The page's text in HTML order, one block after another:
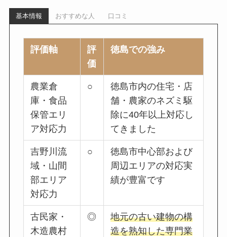
基本情報 おすすめな人 口コミ
評価軸
評
価
徳島での強み
農業倉
庫・食品
保管エリ
ア対応力
○
徳島市内の住宅・店
舗・農家のネズミ駆
除に40年以上対応し
てきました
吉野川流
域・山間
部エリア
対応力
○
徳島市中心部および
周辺エリアの対応実
績が豊富です
古民家・
木造農村
◎
地元の古い建物の構
造を熟知した専門業